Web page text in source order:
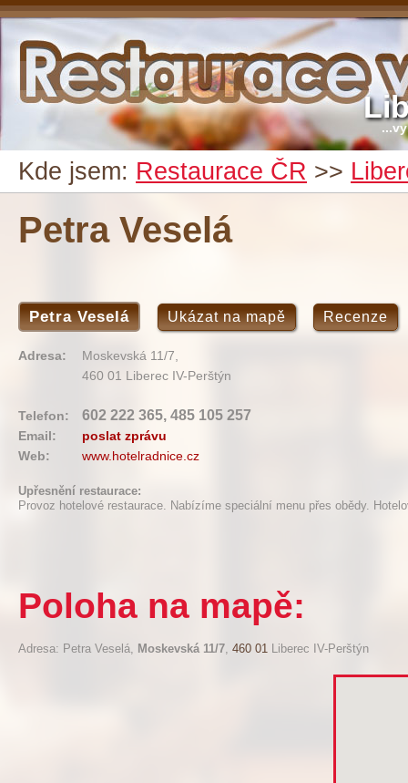
Kde jsem: Restaurace ČR >>
Petra Veselá
Petra Veselá Ukázat na mapě Recenze
Adresa:
Moskevská 11/7,
460 01 Liberec IV-Perštýn
Telefon: 602 222 365, 485 105 257
Email:
poslat zprávu
Web:
www.hotelradnice.cz
Upřesnění restaurace:
Provoz hotelové restaurace. Nabízíme speciální menu přes obědy.
Poloha na mapě:
Adresa: Petra Veselá, Moskevská 11/7, 460 01 Liberec IV-Perštýn